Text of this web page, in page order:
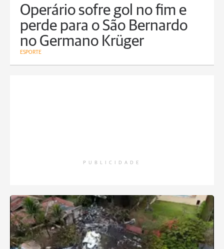
Operário sofre gol no fim e
perde para o São Bernardo
no Germano Krüger
ESPORTE
PUBLICIDADE